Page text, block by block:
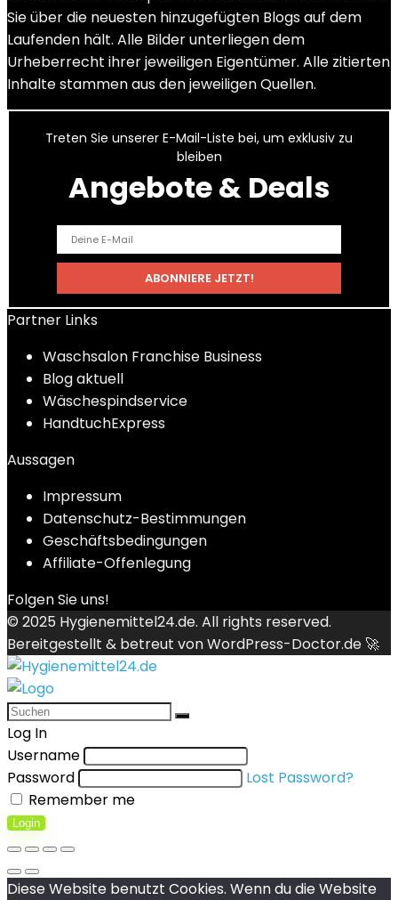
Sie über die neuesten hinzugefügten Blogs auf dem
Laufenden hält. Alle Bilder unterliegen dem
Urheberrecht ihrer jeweiligen Eigentümer. Alle zitierten
Inhalte stammen aus den jeweiligen Quellen.
Treten Sie unserer E-Mail-Liste bei, um exklusiv zu
bleiben
Angebote & Deals
Partner Links
Waschsalon Franchise Business
Blog aktuell
Wäschespindservice
HandtuchExpress
Aussagen
Impressum
Datenschutz-Bestimmungen
Geschäftsbedingungen
Affiliate-Offenlegung
Folgen Sie uns!
© 2025 Hygienemittel24.de. All rights reserved.
Bereitgestellt & betreut vonWordPress-Doctor.de 🚀
Log In
Username
Password
Lost Password?
Remember me
Login
Diese Website benutzt Cookies. Wenn du die Website